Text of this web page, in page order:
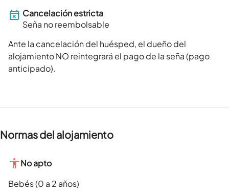
Cancelación estricta
Seña no reembolsable
Ante la cancelación del huésped, el dueño del
alojamiento NO reintegrará el pago de la seña (pago
anticipado).
Normas del alojamiento
No apto
Bebés (0 a 2 años)